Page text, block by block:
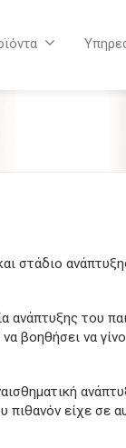
στάδιο
ανάπτυξης του
βοηθήσει να
πιθανόν είχε σε